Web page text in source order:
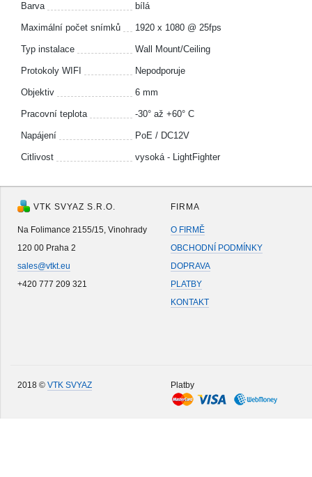
Barva bílá
Maximální počet snímků 1920 x 1080 @ 25fps
Typ instalace Wall Mount/Ceiling
Protokoly WIFI Nepodporuje
Objektiv 6 mm
Pracovní teplota -30° až +60° C
Napájení PoE / DC12V
Citlivost vysoká - LightFighter
VTK SVYAZ S.R.O.
Na Folimance 2155/15, Vinohrady
120 00 Praha 2
sales@vtkt.eu
+420 777 209 321
FIRMA
O FIRMĚ
OBCHODNÍ PODMÍNKY
DOPRAVA
PLATBY
KONTAKT
2018 © VTK SVYAZ Platby